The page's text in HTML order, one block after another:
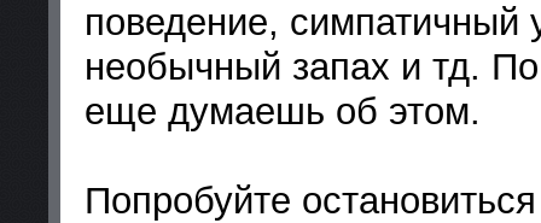
поведение, симпатичный
необычный запах и тд.
еще думаешь об этом.
Попробуйте